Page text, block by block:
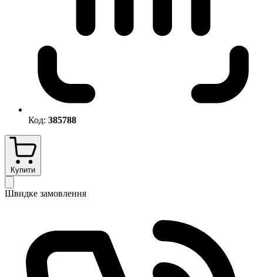
Код: 385788
Купити
Швидке замовлення